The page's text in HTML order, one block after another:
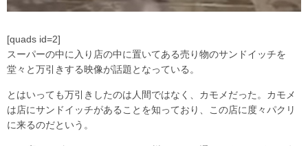
[quads id=2]
スーパーの中に入り店の中に置いてある売り物のサンドイッチを
堂々と万引きする映像が話題となっている。
とはいっても万引きしたのは人間ではなく、カモメだった。カモメ
は店にサンドイッチがあることを知っており、この店に度々パクリ
に来るのだという。